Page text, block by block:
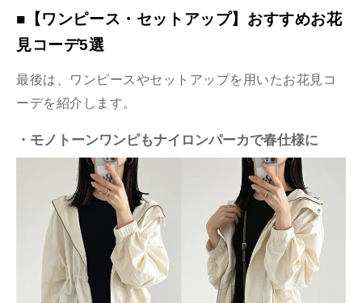
■【ワンピース・セットアップ】おすすめお花
見コーデ5選
最後は、ワンピースやセットアップを用いたお花見コ
ーデを紹介します。
・モノトーンワンピもナイロンパーカで春仕様に